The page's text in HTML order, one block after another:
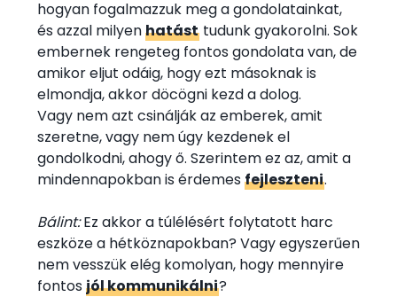
hogyan fogalmazzuk meg a gondolatainkat,
és azzal milyenhatásttudunk gyakorolni. Sok
embernek rengeteg fontos gondolata van, de
amikor eljut odáig, hogy ezt másoknak is
elmondja, akkor döcögni kezd a dolog.
Vagy nem azt csinálják az emberek, amit
szeretne, vagy nem úgy kezdenek el
gondolkodni, ahogy ő. Szerintem ez az, amit a
mindennapokban is érdemesfejleszteni.
Bálint:Ez akkor a túlélésért folytatott harc
eszköze a hétköznapokban? Vagy egyszerűen
nem vesszük elég komolyan, hogy mennyire
fontosjól kommunikálni?